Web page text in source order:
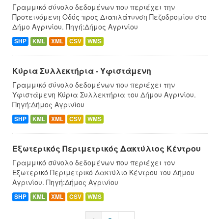
Γραμμικό σύνολο δεδομένων που περιέχει την
Προτεινόμενη Οδός προς Διαπλάτυνση Πεζοδρομίου στο
Δήμο Αγρινίου. Πηγή:Δήμος Αγρινίου
SHP KML XML CSV WMS
Κύρια Συλλεκτήρια - Υφιστάμενη
Γραμμικό σύνολο δεδομένων που περιέχει την
Υφιστάμενη Κύρια Συλλεκτήρια του Δήμου Αγρινίου.
Πηγή:Δήμος Αγρινίου
SHP KML XML CSV WMS
Εξωτερικός Περιμετρικός Δακτύλιος Κέντρου
Γραμμικό σύνολο δεδομένων που περιέχει τον
Εξωτερικό Περιμετρικό Δακτύλιο Κέντρου του Δήμου
Αγρινίου. Πηγή:Δήμος Αγρινίου
SHP KML XML CSV WMS